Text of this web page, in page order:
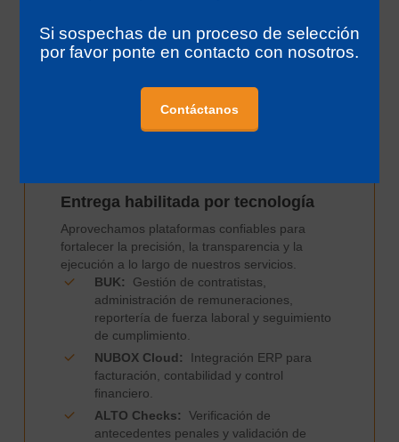
forma individual o combinados en soluciones integradas,
según las necesidades operacionales y estratégicas del
cliente.
Este enfoque ofrece flexibilidad sin sacrificar control,
Entrega habilitada por tecnología
Aprovechamos plataformas confiables para
fortalecer la precisión, la transparencia y la
ejecución a lo largo de nuestros servicios.
BUK: Gestión de contratistas,
administración de remuneraciones,
reportería de fuerza laboral y seguimiento
de cumplimiento.
NUBOX Cloud: Integración ERP para
facturación, contabilidad y control
financiero.
ALTO Checks:Verificación de
antecedentes penales y validación de
Si sospechas de un proceso de selección
por favor ponte en contacto con nosotros.
Contáctanos